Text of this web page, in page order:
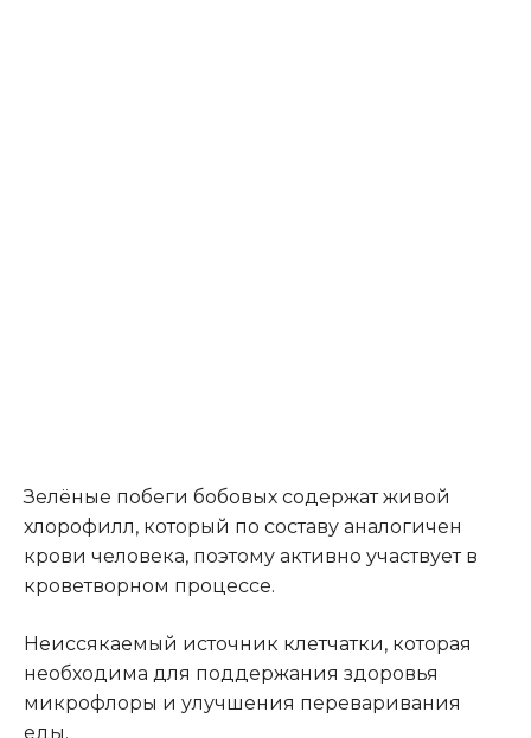
Зелёные побеги бобовых содержат живой
хлорофилл, который по составу аналогичен
крови человека, поэтому активно участвует в
кроветворном процессе.
Неиссякаемый источник клетчатки, которая
необходима для поддержания здоровья
микрофлоры и улучшения переваривания
еды.